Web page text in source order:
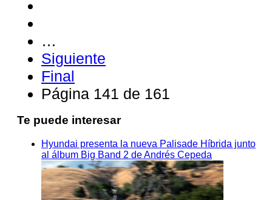
…
Siguiente
Final
Página 141 de 161
Te puede interesar
Hyundai presenta la nueva Palisade Híbrida junto
al álbum Big Band 2 de Andrés Cepeda